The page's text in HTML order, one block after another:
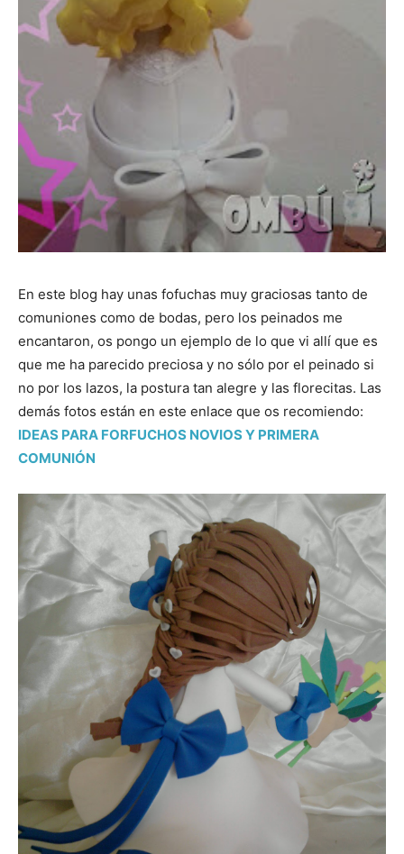
En este blog hay unas fofuchas muy graciosas tanto de
comuniones como de bodas, pero los peinados me
encantaron, os pongo un ejemplo de lo que vi allí que es
que me ha parecido preciosa y no sólo por el peinado si
no por los lazos, la postura tan alegre y las florecitas. Las
demás fotos están en este enlace que os recomiendo:
IDEAS PARA FORFUCHOS NOVIOS Y PRIMERA
COMUNIÓN